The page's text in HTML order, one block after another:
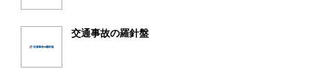
交通事故の羅針盤